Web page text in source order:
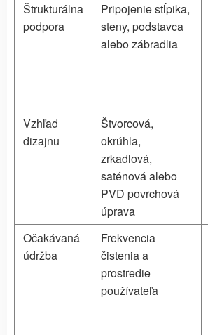
Štrukturálna
podpora
Pripojenie stĺpika,
steny, podstavca
alebo zábradlia
Vzhľad
dizajnu
Štvorcová,
okrúhla,
zrkadlová,
saténová alebo
PVD povrchová
úprava
Očakávaná
údržba
Frekvencia
čistenia a
prostredie
používateľa